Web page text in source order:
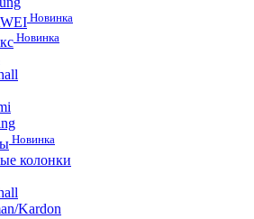
Новинка
Новинка
Новинка
колонки
Kardon